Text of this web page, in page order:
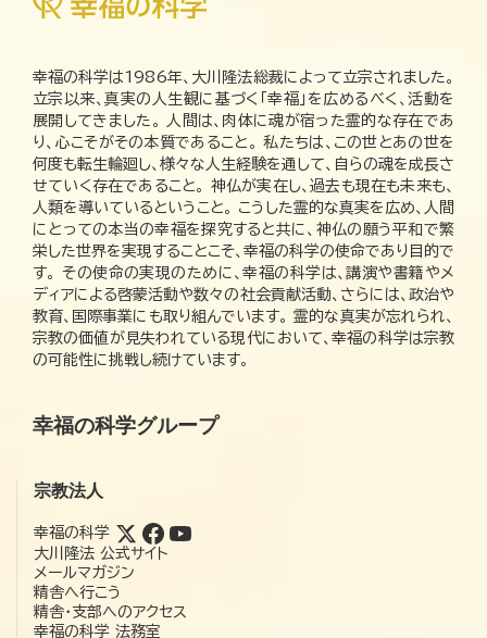
幸福の科学は1986年、大川隆法総裁によって立宗されました。
立宗以来、真実の人生観に基づく「幸福」を広めるべく、活動を
展開してきました。 人間は、肉体に魂が宿った霊的な存在であ
り、心こそがその本質であること。 私たちは、この世とあの世を
何度も転生輪廻し、様々な人生経験を通して、自らの魂を成長さ
せていく存在であること。 神仏が実在し、過去も現在も未来も、
人類を導いているということ。 こうした霊的な真実を広め、人間
にとっての本当の幸福を探究すると共に、神仏の願う平和で繁
栄した世界を実現することこそ、幸福の科学の使命であり目的で
す。 その使命の実現のために、幸福の科学は、講演や書籍やメ
ディアによる啓蒙活動や数々の社会貢献活動、さらには、政治や
教育、国際事業にも取り組んでいます。 霊的な真実が忘れられ、
宗教の価値が見失われている現代において、幸福の科学は宗教
の可能性に挑戦し続けています。
幸福の科学グループ
宗教法人
幸福の科学
大川隆法 公式サイト
メールマガジン
精舎へ行こう
精舎・支部へのアクセス
幸福の科学 法務室